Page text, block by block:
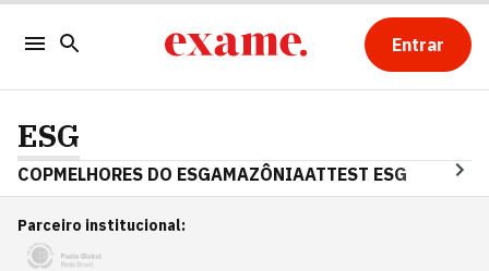
Entrar
ESG
COPMELHORES DO ESGAMAZÔNIAATTEST ESG
Parceiro institucional: